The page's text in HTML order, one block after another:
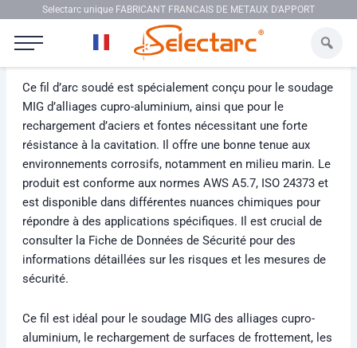
Aller au contenuSelectarc unique FABRICANT FRANCAIS DE METAUX D'APPORT
Ce fil d’arc soudé est spécialement conçu pour le soudage
MIG d’alliages cupro-aluminium, ainsi que pour le
rechargement d’aciers et fontes nécessitant une forte
résistance à la cavitation. Il offre une bonne tenue aux
environnements corrosifs, notamment en milieu marin. Le
produit est conforme aux normes AWS A5.7, ISO 24373 et
est disponible dans différentes nuances chimiques pour
répondre à des applications spécifiques. Il est crucial de
consulter la Fiche de Données de Sécurité pour des
informations détaillées sur les risques et les mesures de
sécurité.
Ce fil est idéal pour le soudage MIG des alliages cupro-
aluminium, le rechargement de surfaces de frottement, les